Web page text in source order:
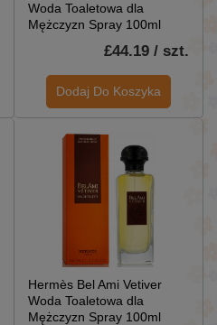
Woda Toaletowa dla
Mężczyzn Spray 100ml
£44.19 / szt.
Dodaj Do Koszyka
Hermès Bel Ami Vetiver
Woda Toaletowa dla
Mężczyzn Spray 100ml